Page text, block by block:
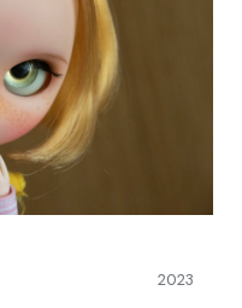
2023